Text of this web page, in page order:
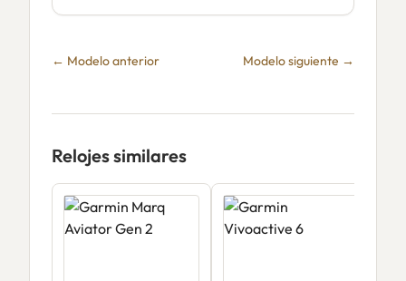
← Modelo anterior Modelo siguiente →
Relojes similares